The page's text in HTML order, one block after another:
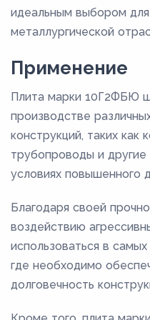
идеальным выбором для
металлургической
Применение
Плита марки 10Г2ФБЮ
производстве
конструкций, таких как
трубопроводы и
условиях повышенного
Благодаря своей
воздействию
использоваться в
где необходимо
долговечность